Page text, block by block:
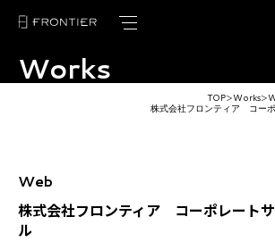
トップページ
制作実績
お客様の声
Works
TOP＞Works＞
株式会社フロンティア コー
Web
株式会社フロンティア コーポレート
ル